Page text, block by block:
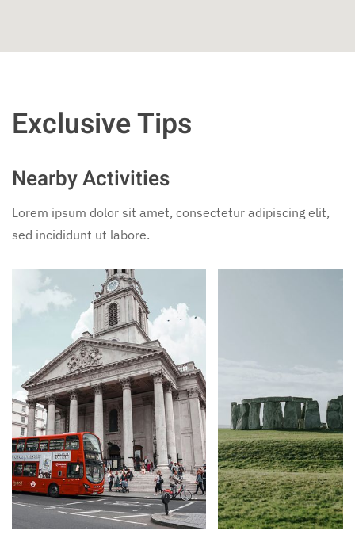
Exclusive Tips
Nearby Activities
Lorem ipsum dolor sit amet, consectetur adipiscing elit,
sed incididunt ut labore.